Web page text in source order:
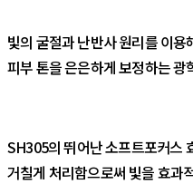
빛의 굴절과 난반사 원리를 이
피부 톤을 은은하게 보정하는
SH305의 뛰어난 소프트포커스
거칠게 처리함으로써 빛을 효과